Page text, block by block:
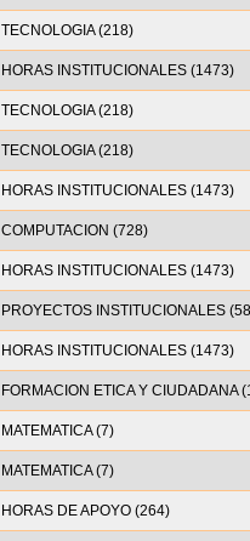
TECNOLOGIA (218)
HORAS INSTITUCIONALES (1473)
TECNOLOGIA (218)
TECNOLOGIA (218)
HORAS INSTITUCIONALES (1473)
COMPUTACION (728)
HORAS INSTITUCIONALES (1473)
PROYECTOS INSTITUCIONALES
HORAS INSTITUCIONALES (1473)
FORMACION ETICA Y CIUDADANA
MATEMATICA (7)
MATEMATICA (7)
HORAS DE APOYO (264)